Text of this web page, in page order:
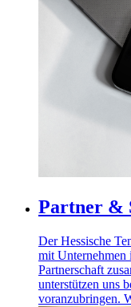
Partner &
Der Hessische
mit Unternehmen
Partnerschaft
unterstützen uns
voranzubringen.